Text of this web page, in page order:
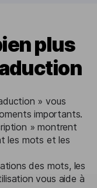
plus
» vous
importants.
» montrent
les mots et les
des mots, les
vous aide à